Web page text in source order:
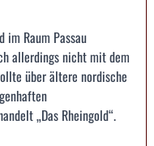
im Raum Passau
allerdings nicht mit dem
über ältere nordische
„Das Rheingold“.